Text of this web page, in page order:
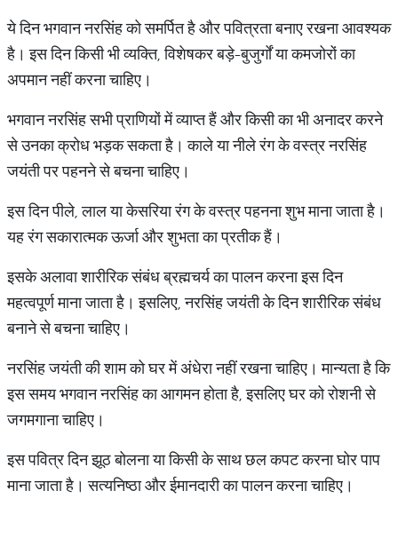
ये दिन भगवान नरसिंह को समर्पित है और पवित्रता बनाए रखना आवश्यक
है। इस दिन किसी भी व्यक्ति, विशेषकर बड़े-बुजुर्गों या कमजोरों का
अपमान नहीं करना चाहिए।
भगवान नरसिंह सभी प्राणियों में व्याप्त हैं और किसी का भी अनादर करने
से उनका क्रोध भड़क सकता है। काले या नीले रंग के वस्त्र नरसिंह
जयंती पर पहनने से बचना चाहिए।
इस दिन पीले, लाल या केसरिया रंग के वस्त्र पहनना शुभ माना जाता है।
यह रंग सकारात्मक ऊर्जा और शुभता का प्रतीक हैं।
इसके अलावा शारीरिक संबंध ब्रह्मचर्य का पालन करना इस दिन
महत्वपूर्ण माना जाता है। इसलिए, नरसिंह जयंती के दिन शारीरिक संबंध
बनाने से बचना चाहिए।
नरसिंह जयंती की शाम को घर में अंधेरा नहीं रखना चाहिए। मान्यता है कि
इस समय भगवान नरसिंह का आगमन होता है, इसलिए घर को रोशनी से
जगमगाना चाहिए।
इस पवित्र दिन झूठ बोलना या किसी के साथ छल कपट करना घोर पाप
माना जाता है। सत्यनिष्ठा और ईमानदारी का पालन करना चाहिए।